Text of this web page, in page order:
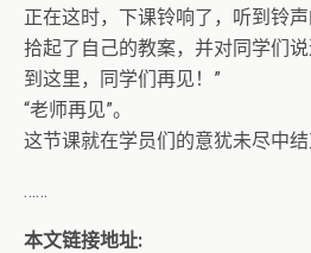
正在这时，下课铃响了，听到铃
拾起了自己的教案，并对同学们
到这里，同学们再见！”
“老师再见”。
这节课就在学员们的意犹未尽中结
……
本文链接地址: